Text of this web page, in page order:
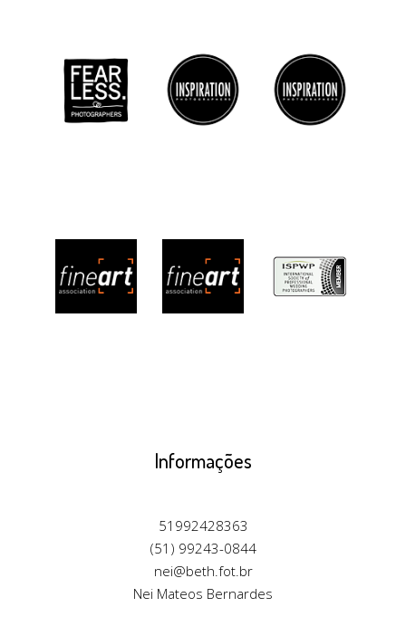
Informações
51992428363
(51) 99243-0844
nei@beth.fot.br
Nei Mateos Bernardes